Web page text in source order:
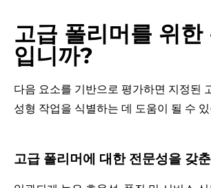
고급 폴리머를 위
입니까?
다음 요소를 기반으로 평가하면 지정된
성형 작업을 식별하는 데 도움이 될 수
고급 폴리머에 대한 전문성을 갖